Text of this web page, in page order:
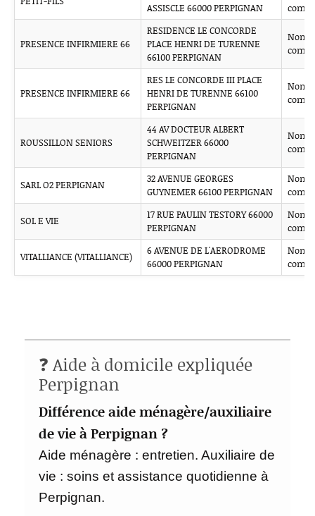
ASSISCLE 66000 PERPIGNAN
PRESENCE INFIRMIERE 66
RESIDENCE LE CONCORDE
PLACE HENRI DE TURENNE
66100 PERPIGNAN
Non
PRESENCE INFIRMIERE 66
RES LE CONCORDE III PLACE
HENRI DE TURENNE 66100
PERPIGNAN
Non
ROUSSILLON SENIORS
44 AV DOCTEUR ALBERT
SCHWEITZER 66000
PERPIGNAN
Non
SARL O2 PERPIGNAN
32 AVENUE GEORGES
GUYNEMER 66100 PERPIGNAN
Non
SOL E VIE
17 RUE PAULIN TESTORY 66000
PERPIGNAN
Non
VITALLIANCE (VITALLIANCE)
6 AVENUE DE L'AERODROME
66000 PERPIGNAN
Non
❓ Aide à domicile expliquée
Perpignan
Différence aide ménagère/auxiliaire
de vie à Perpignan ?
Aide ménagère : entretien. Auxiliaire de
vie : soins et assistance quotidienne à
Perpignan.